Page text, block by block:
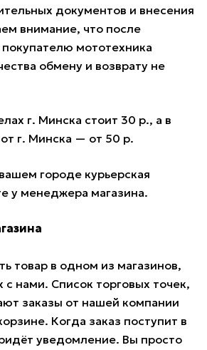
документов и внесения
внимание, что после
мототехника
обмену и возврату не
г. Минска стоит 30 р., а в
г. Минска — от 50 р.
городе курьерская
у менеджера магазина.
товар в одном из магазинов,
нами. Список торговых точек,
заказы от нашей компании
Когда заказ поступит в
уведомление. Вы просто